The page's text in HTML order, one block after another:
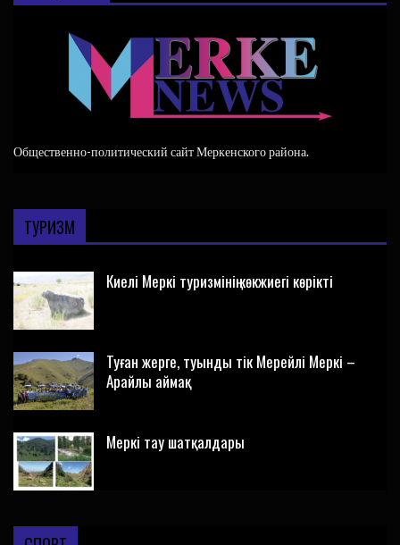
Общественно-политический сайт Меркенского района.
ТУРИЗМ
Киелі Меркі туризмінің көкжиегі көрікті
Туған жерге, туынды тік Мерейлі Меркі –
Арайлы аймақ
Меркі тау шатқалдары